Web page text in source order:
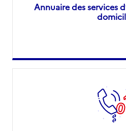
Annuaire des services